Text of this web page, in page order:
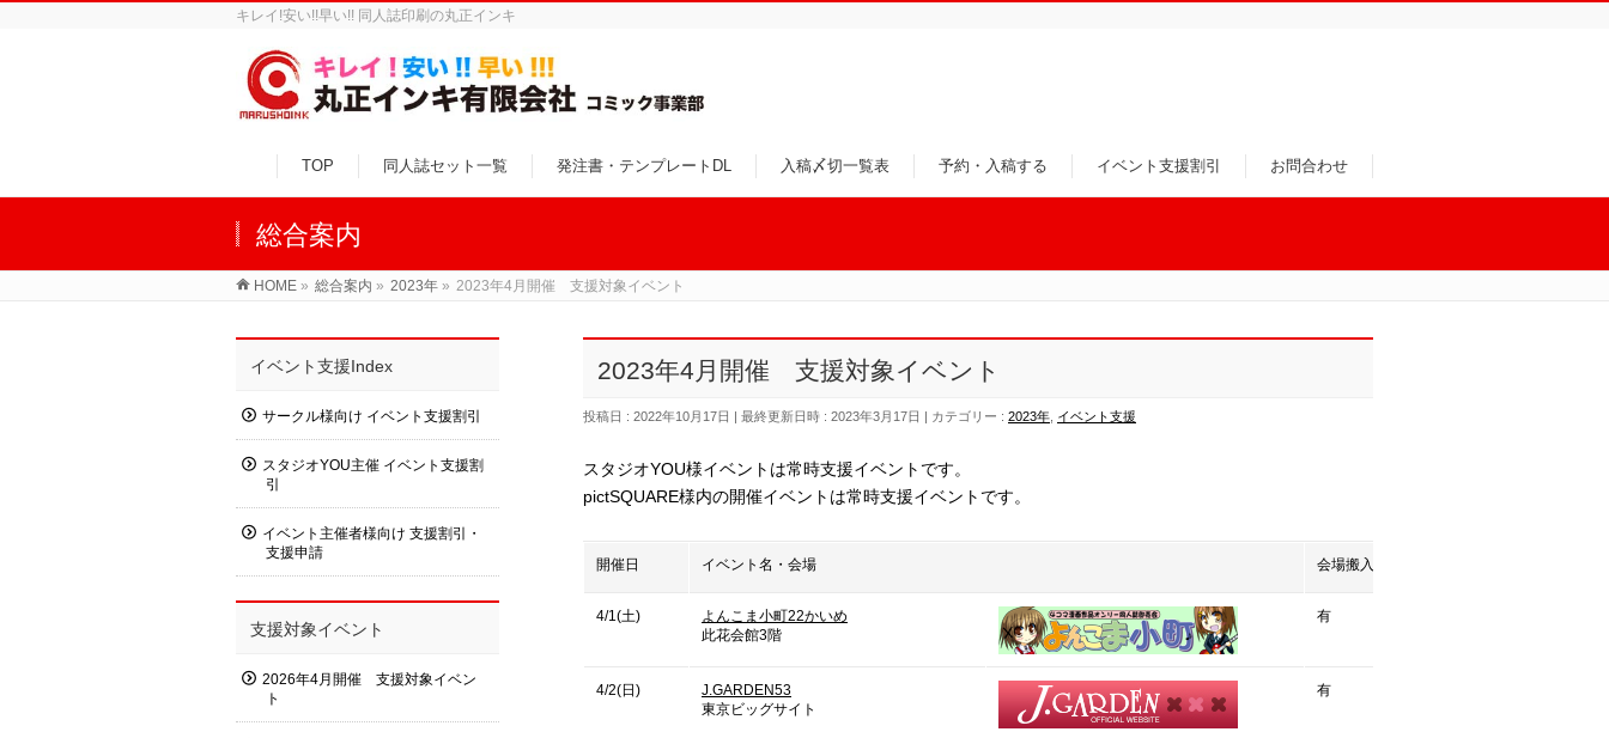
キレイ!安い!!早い!! 同人誌印刷の丸正インキ
TOP 同人誌セット一覧 発注書・テンプレートDL 入稿〆切一覧表 予約・入稿する イベント支援割引 お問合わせ
総合案内
HOME » 総合案内 » 2023年 » 2023年4月開催 支援対象イベント
2023年4月開催 支援対象イベント
投稿日 : 2022年10月17日 最終更新日時 : 2023年3月17日 カテゴリー : 2023年 イベント支援
スタジオYOU様イベントは常時支援イベントです。
pictSQUARE様内の開催イベントは常時支援イベントです。
開催日 イベント名・会場 会場搬入
4/1(土)
よんこま小町22かいめ
此花会館3階
有
4/2(日)
J.GARDEN53
東京ビッグサイト
有
イベント支援Index
サークル様向け イベント支援割引
スタジオYOU主催 イベント支援割
引
イベント主催者様向け 支援割引・
支援申請
支援対象イベント
2026年4月開催 支援対象イベン
ト